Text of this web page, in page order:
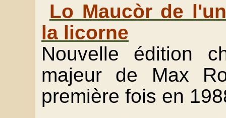
Lo Maucòr de
la licorne
Nouvelle édition
majeur de Max
première fois en